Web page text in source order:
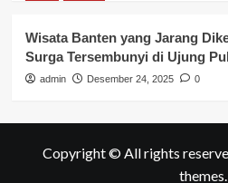
Wisata Banten yang Jarang
Surga Tersembunyi di Ujung
admin Desember 24, 2025 0
Copyright © All rights
themes.